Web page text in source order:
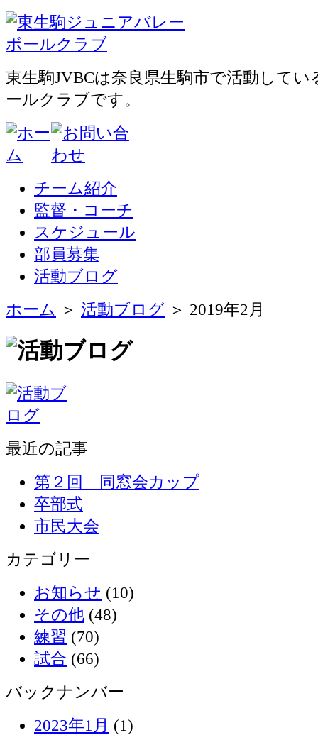
東生駒JVBCは奈良県生駒市で活動して
ールクラブです。
チーム紹介
監督・コーチ
スケジュール
部員募集
活動ブログ
ホーム ＞ 活動ブログ ＞ 2019年2月
最近の記事
第２回 同窓会カップ
卒部式
市民大会
カテゴリー
お知らせ (10)
その他 (48)
練習 (70)
試合 (66)
バックナンバー
2023年1月 (1)